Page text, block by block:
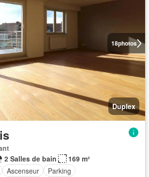
18photos
Duplex
2 Salles de bain
169 m²
Ascenseur Parking